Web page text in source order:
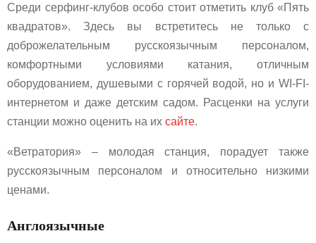
Среди серфинг-клубов особо стоит отметить клуб «Пять
квадратов». Здесь вы встретитесь не только с
доброжелательным русскоязычным персоналом,
комфортными условиями катания, отличным
оборудованием, душевыми с горячей водой, но и WI-FI-
интернетом и даже детским садом. Расценки на услуги
станции можно оценить на их сайте.
«Ветратория» – молодая станция, порадует также
русскоязычным персоналом и относительно низкими
ценами.
Англоязычные